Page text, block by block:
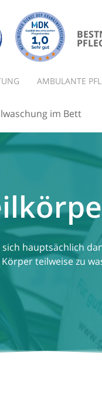
AMBULANTE
im Bett
hauptsächlich
teilweise zu